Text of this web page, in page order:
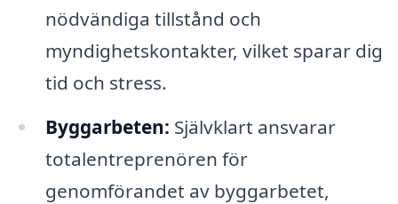
nödvändiga tillstånd och
myndighetskontakter, vilket sparar dig
tid och stress.
Byggarbeten: Självklart ansvarar
totalentreprenören för
genomförandet av byggarbetet,